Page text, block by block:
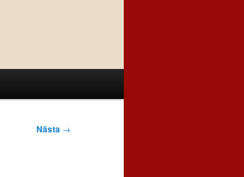
Nästa →